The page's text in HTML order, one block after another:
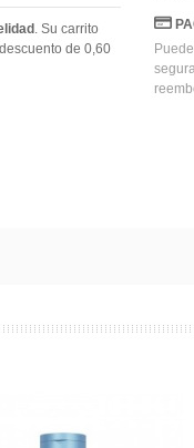
. Su carrito
de 0,60